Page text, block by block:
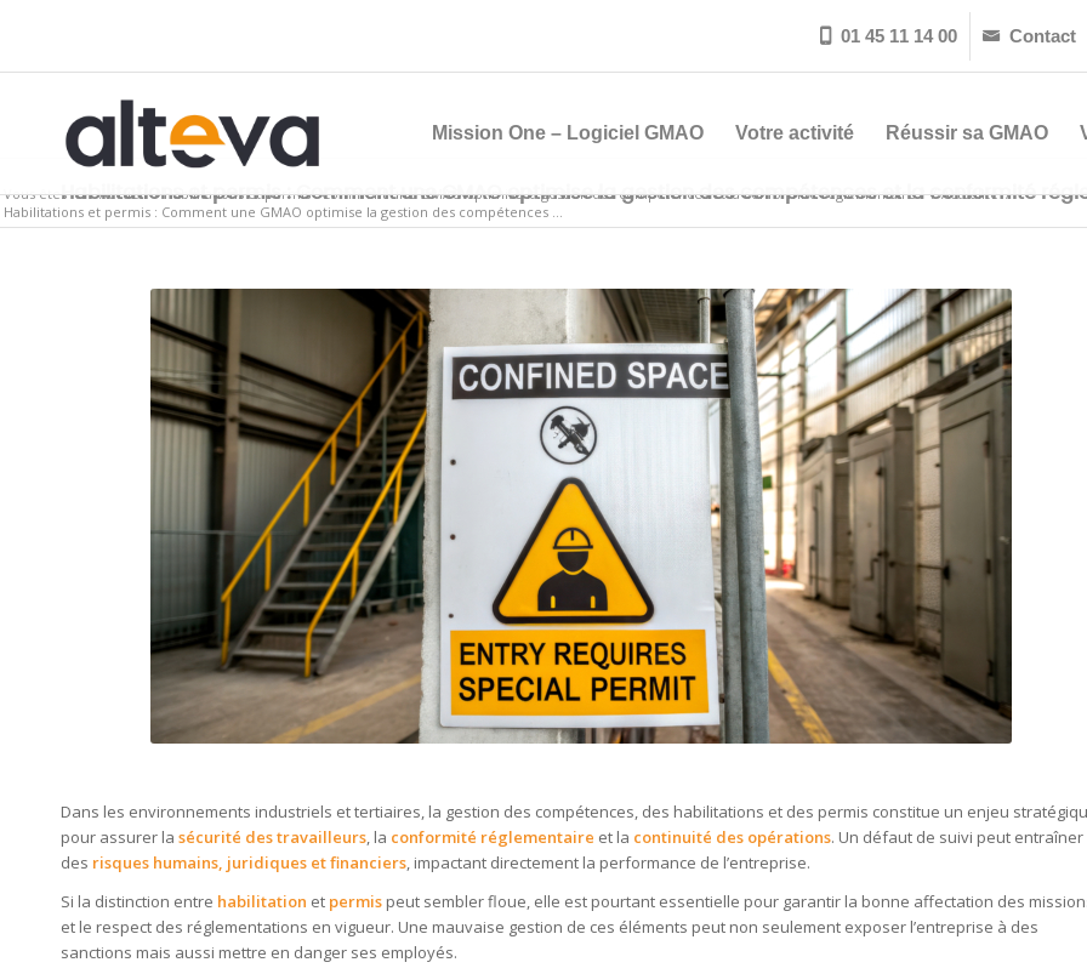
 01 45 11 14 00  Contact
Mission One – Logiciel GMAO Votre activité Réussir sa GMAO
Habilitations et permis : Comment une GMAO optimise la gestion des compétences et la conformité
Vous êtes ici : Accueil / Habilitations et permis : Comment une GMAO optimise la gestion des compétences et la conformité réglementaire ? / Actualité /
Habilitations et permis : Comment une GMAO optimise la gestion des compétences ...
Dans les environnements industriels et tertiaires, la gestion des compétences, des habilitations et des permis constitue un enjeu
pour assurer la sécurité des travailleurs, la conformité réglementaire et la continuité des opérations. Un défaut de suivi peut entraîner
des risques humains, juridiques et financiers, impactant directement la performance de l’entreprise.
Si la distinction entre habilitation et permis peut sembler floue, elle est pourtant essentielle pour garantir la bonne affectation des
et le respect des réglementations en vigueur. Une mauvaise gestion de ces éléments peut non seulement exposer l’entreprise à des
sanctions mais aussi mettre en danger ses employés.